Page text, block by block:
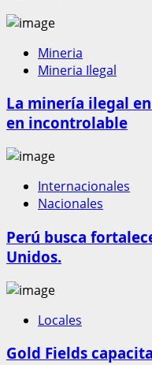
Mineria
Mineria Ilegal
La minería ilegal
en incontrolable
Internacionales
Nacionales
Perú busca
Unidos.
Locales
Gold Fields